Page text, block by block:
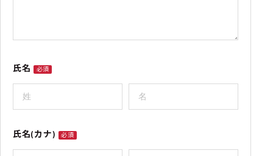
氏名 必須
氏名(カナ) 必須